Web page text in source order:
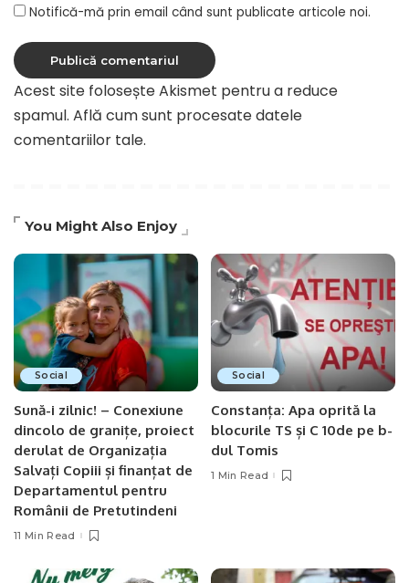
Notifică-mă prin email când sunt publicate articole noi.
Acest site folosește Akismet pentru a reduce
spamul. Află cum sunt procesate datele
comentariilor tale.
You Might Also Enjoy
Social
Sună-i zilnic! – Conexiune
dincolo de granițe, proiect
derulat de Organizația
Salvați Copiii și finanțat de
Departamentul pentru
Românii de Pretutindeni
11 Min Read
Social
Constanța: Apa oprită la
blocurile TS și C 10de pe b-
dul Tomis
1 Min Read